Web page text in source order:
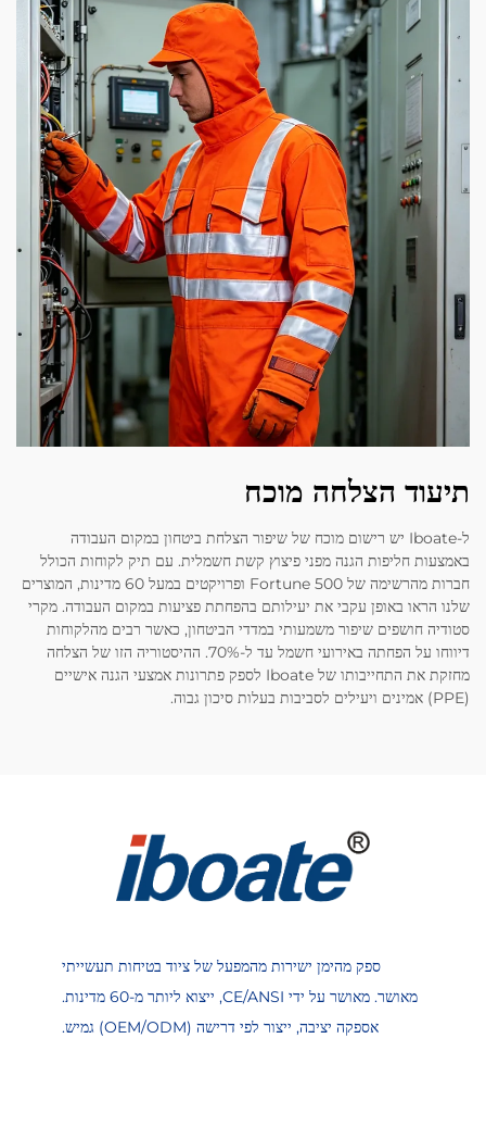
תיעוד הצלחה מוכח
ל-Iboate יש רישום מוכח של שיפור הצלחת ביטחון במקום העבודה
באמצעות חליפות הגנה מפני פיצוץ קשת חשמלית. עם תיק לקוחות הכולל
חברות מהרשימה של Fortune 500 ופרויקטים במעל 60 מדינות, המוצרים
שלנו הראו באופן עקבי את יעילותם בהפחתת פציעות במקום העבודה. מקרי
סטודיה חושפים שיפור משמעותי במדדי הביטחון, כאשר רבים מהלקוחות
דיווחו על הפחתה באירועי חשמל עד ל-70%. ההיסטוריה הזו של הצלחה
מחזקת את התחייבותו של Iboate לספק פתרונות אמצעי הגנה אישיים
(PPE) אמינים ויעילים לסביבות בעלות סיכון גבוה.
ספק מהימן ישירות מהמפעל של ציוד בטיחות תעשייתי
מאושר. מאושר על ידי CE/ANSI, ייצוא ליותר מ-60 מדינות.
אספקה יציבה, ייצור לפי דרישה (OEM/ODM) גמיש.